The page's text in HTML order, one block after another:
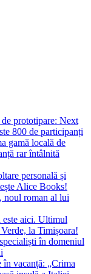
prototipare: Next
800 de participanți
gamă locală de
rar întâlnită
personală și
Alice Books!
noul roman al lui
aici. Ultimul
la Timișoara!
în domeniul
vacanță: „Crima